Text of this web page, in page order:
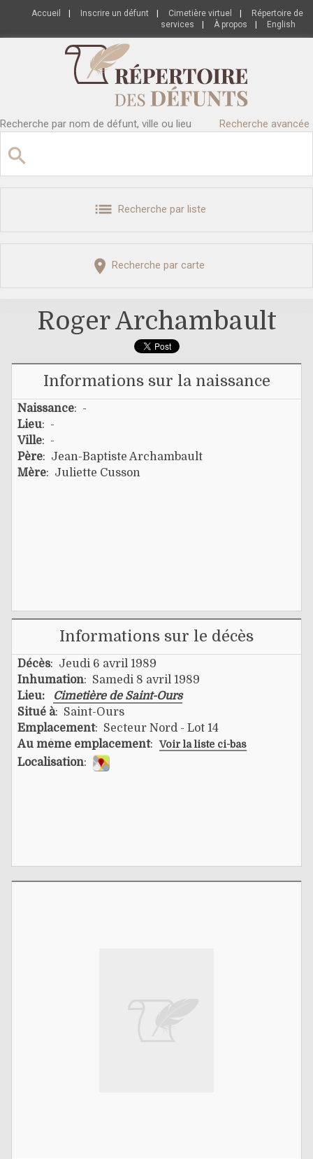
Accueil Inscrire un défunt Cimetière virtuel
Répertoire de
services
À propos English
Recherche par nom de défunt, ville ou lieu Recherche avancée
Recherche par liste
Recherche par carte
Roger Archambault
Informations sur la naissance
Naissance: -
Lieu: -
Ville: -
Père: Jean-Baptiste Archambault
Mère: Juliette Cusson
Informations sur le décès
Décès: Jeudi 6 avril 1989
Inhumation: Samedi 8 avril 1989
Lieu:
Cimetière de Saint-Ours
Situé à: Saint-Ours
Emplacement: Secteur Nord - Lot 14
Au même emplacement: Voir la liste ci-bas
Localisation: